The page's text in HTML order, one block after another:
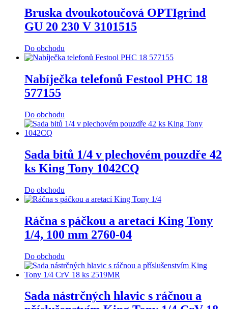
Bruska dvoukotoučová OPTIgrind
GU 20 230 V 3101515
Do obchodu
Nabíječka telefonů Festool PHC 18
577155
Do obchodu
Sada bitů 1/4 v plechovém pouzdře 42
ks King Tony 1042CQ
Do obchodu
Ráčna s páčkou a aretací King Tony
1/4, 100 mm 2760-04
Do obchodu
Sada nástrčných hlavic s ráčnou a